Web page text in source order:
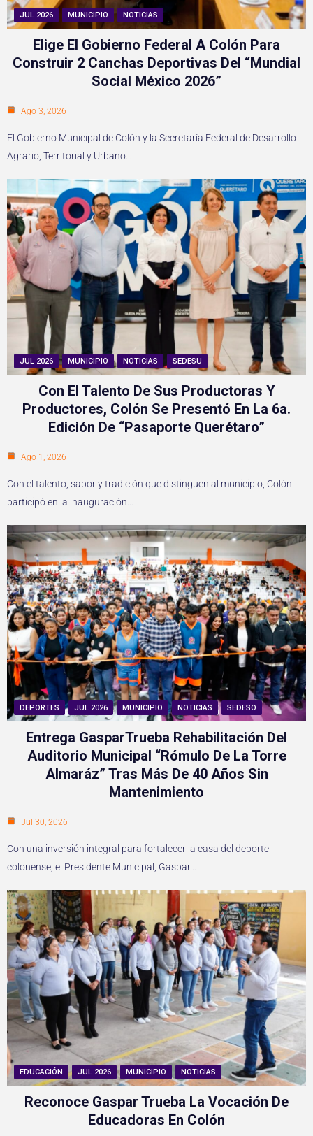
JUL 2026 MUNICIPIO NOTICIAS
Elige El Gobierno Federal A Colón Para
Construir 2 Canchas Deportivas Del “Mundial
Social México 2026”
Ago 3, 2026
El Gobierno Municipal de Colón y la Secretaría Federal de Desarrollo
Agrario, Territorial y Urbano…
JUL 2026 MUNICIPIO NOTICIAS SEDESU
Con El Talento De Sus Productoras Y
Productores, Colón Se Presentó En La 6a.
Edición De “Pasaporte Querétaro”
Ago 1, 2026
Con el talento, sabor y tradición que distinguen al municipio, Colón
participó en la inauguración…
DEPORTES JUL 2026 MUNICIPIO NOTICIAS SEDESO
Entrega GasparTrueba Rehabilitación Del
Auditorio Municipal “Rómulo De La Torre
Almaráz” Tras Más De 40 Años Sin
Mantenimiento
Jul 30, 2026
Con una inversión integral para fortalecer la casa del deporte
colonense, el Presidente Municipal, Gaspar…
EDUCACIÓN JUL 2026 MUNICIPIO NOTICIAS
Reconoce Gaspar Trueba La Vocación De
Educadoras En Colón